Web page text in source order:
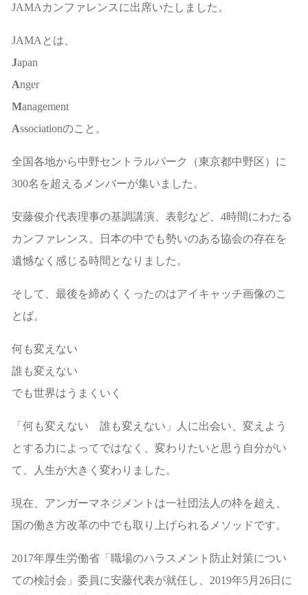
JAMAカンファレンスに出席いたしました。
JAMAとは、
Japan
Anger
Management
Associationのこと。
全国各地から中野セントラルパーク（東京都中野区）に
300名を超えるメンバーが集いました。
安藤俊介代表理事の基調講演、表彰など、4時間にわたる
カンファレンス。日本の中でも勢いのある協会の存在を
遺憾なく感じる時間となりました。
そして、最後を締めくくったのはアイキャッチ画像のこ
とば。
何も変えない
誰も変えない
でも世界はうまくいく
「何も変えない 誰も変えない」人に出会い、変えよう
とする力によってではなく、変わりたいと思う自分がい
て、人生が大きく変わりました。
現在、アンガーマネジメントは一社団法人の枠を超え、
国の働き方改革の中でも取り上げられるメソッドです。
2017年厚生労働省「職場のハラスメント防止対策につい
ての検討会」委員に安藤代表が就任し、2019年5月26日に